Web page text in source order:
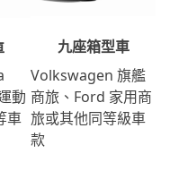
動
車
九座箱型車
Volkswagen 旗艦
商旅、Ford 家用商
旅或其他同等級車
款